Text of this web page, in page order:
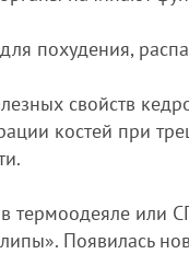
похудения,
свойств
костей при
термоодеяле или
Появилась